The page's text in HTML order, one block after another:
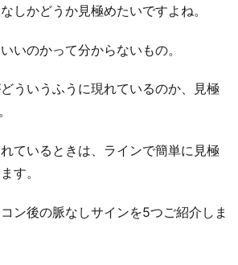
しかどうか見極めたいですよね。
いのかって分からないもの。
ういうふうに現れているのか、見極
ているときは、ラインで簡単に見極
す。
ン後の脈なしサインを5つご紹介しま